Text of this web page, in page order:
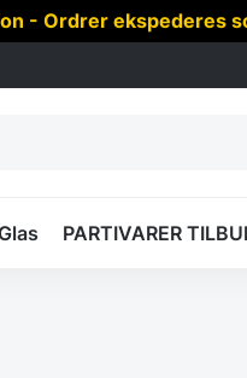
- Ordrer ekspederes
PARTIVARER